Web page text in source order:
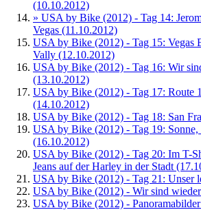
(10.10.2012)
» USA by Bike (2012) - Tag 14:
Vegas (11.10.2012)
USA by Bike (2012) - Tag 15: Vegas
Vally (12.10.2012)
USA by Bike (2012) - Tag 16: Wir
(13.10.2012)
USA by Bike (2012) - Tag 17: Route
(14.10.2012)
USA by Bike (2012) - Tag 18: San
USA by Bike (2012) - Tag 19: Sonne,
(16.10.2012)
USA by Bike (2012) - Tag 20: Im T-
Jeans auf der Harley in der Stadt
USA by Bike (2012) - Tag 21: Unser
USA by Bike (2012) - Wir sind
USA by Bike (2012) -